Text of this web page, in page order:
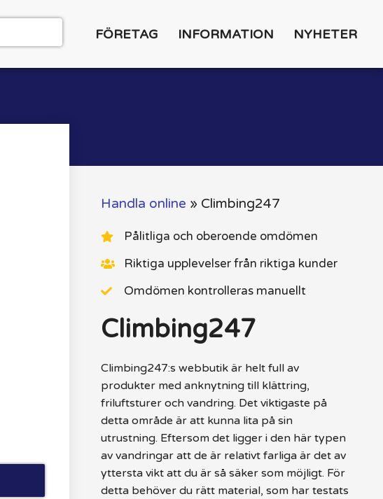
FÖRETAG INFORMATION NYHETER
Handla online » Climbing247
Pålitliga och oberoende omdömen
Riktiga upplevelser från riktiga kunder
Omdömen kontrolleras manuellt
Climbing247
Climbing247:s webbutik är helt full av
produkter med anknytning till klättring,
friluftsturer och vandring. Det viktigaste på
detta område är att kunna lita på sin
utrustning. Eftersom det ligger i den här typen
av vandringar att de är relativt farliga är det av
yttersta vikt att du är så säker som möjligt. För
detta behöver du rätt material, som har testats